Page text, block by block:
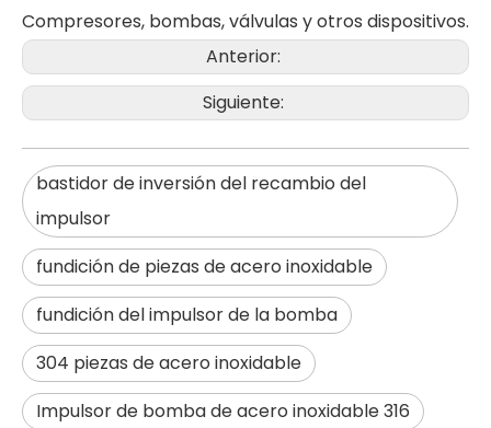
Compresores, bombas, válvulas y otros dispositivos.
Anterior:
Siguiente:
bastidor de inversión del recambio del
impulsor
fundición de piezas de acero inoxidable
fundición del impulsor de la bomba
304 piezas de acero inoxidable
Impulsor de bomba de acero inoxidable 316